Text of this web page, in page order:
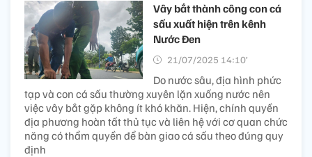
Vây bắt thành công con cá
sấu xuất hiện trên kênh
Nước Đen
21/07/2025 14:10’
Do nước sâu, địa hình phức
tạp và con cá sấu thường xuyên lặn xuống nước nên
việc vây bắt gặp không ít khó khăn. Hiện, chính quyền
địa phương hoàn tất thủ tục và liên hệ với cơ quan chức
năng có thẩm quyền để bàn giao cá sấu theo đúng quy
định